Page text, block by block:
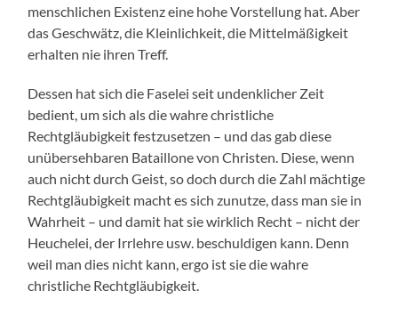
menschlichen Existenz eine hohe Vorstellung hat. Aber
das Geschwätz, die Kleinlichkeit, die Mittelmäßigkeit
erhalten nie ihren Treff.
Dessen hat sich die Faselei seit undenklicher Zeit
bedient, um sich als die wahre christliche
Rechtgläubigkeit festzusetzen – und das gab diese
unübersehbaren Bataillone von Christen. Diese, wenn
auch nicht durch Geist, so doch durch die Zahl mächtige
Rechtgläubigkeit macht es sich zunutze, dass man sie in
Wahrheit – und damit hat sie wirklich Recht – nicht der
Heuchelei, der Irrlehre usw. beschuldigen kann. Denn
weil man dies nicht kann, ergo ist sie die wahre
christliche Rechtgläubigkeit.